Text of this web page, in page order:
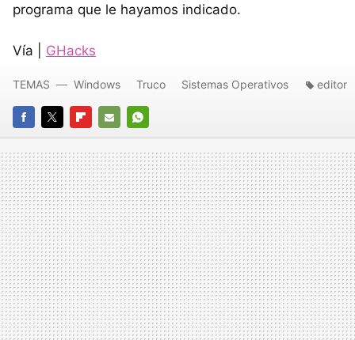
programa que le hayamos indicado.
Vía | GHacks
FACEBOOK
TWITTERFLIPBOARD
E-
MAIL
WHATSAPP
TEMAS Windows Truco Sistemas Operativos editor